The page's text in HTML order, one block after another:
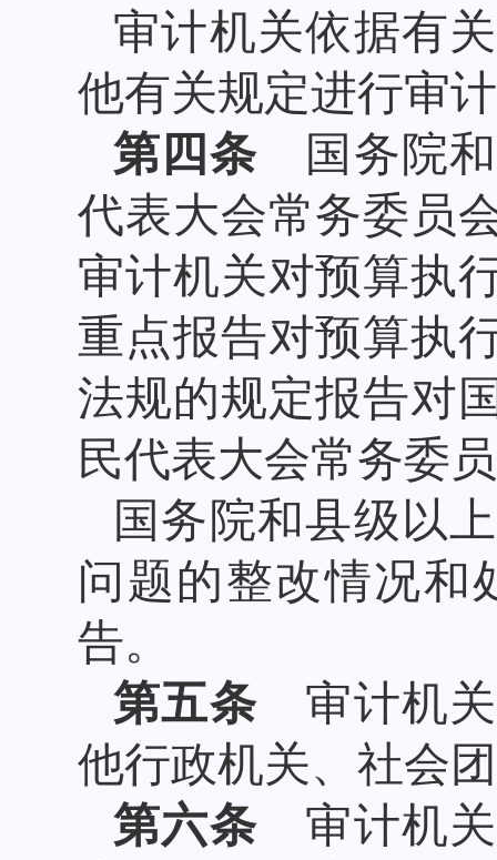
审计机关依据有
他有关规定进行审
第四条国务院和
代表大会常务委员
审计机关对预算执
重点报告对预算执
法规的规定报告对
民代表大会常务委
国务院和县级以
问题的整改情况和
告。
第五条审计机关
他行政机关、社会
第六条审计机关